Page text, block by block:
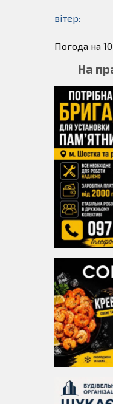
вітер:
Погода на 10
На